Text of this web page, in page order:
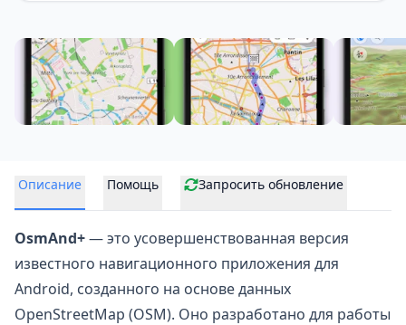
Описание Помощь Запросить обновление
OsmAnd+— это усовершенствованная версия
известного навигационного приложения для
Android, созданного на основе данных
OpenStreetMap (OSM). Оно разработано для работы